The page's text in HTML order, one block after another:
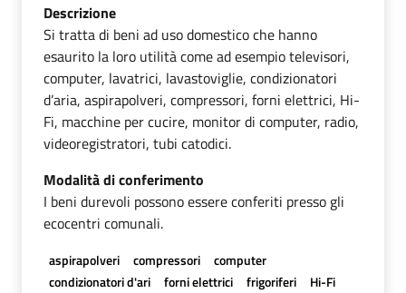
Descrizione
Si tratta di beni ad uso domestico che hanno
esaurito la loro utilità come ad esempio televisori,
computer, lavatrici, lavastoviglie, condizionatori
d’aria, aspirapolveri, compressori, forni elettrici, Hi-
Fi, macchine per cucire, monitor di computer, radio,
videoregistratori, tubi catodici.
Modalità di conferimento
I beni durevoli possono essere conferiti presso gli
ecocentri comunali.
aspirapolveri compressori
computer
condizionatori d'ari
forni elettrici frigoriferi
Hi-Fi